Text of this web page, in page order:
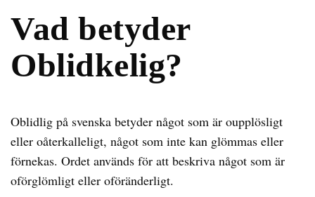
Vad betyder
Oblidkelig?
Oblidlig på svenska betyder något som är oupplösligt
eller oåterkalleligt, något som inte kan glömmas eller
förnekas. Ordet används för att beskriva något som är
oförglömligt eller oföränderligt.